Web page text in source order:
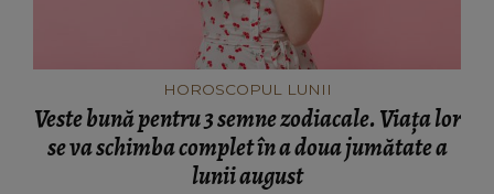
HOROSCOPUL LUNII
Veste bună pentru 3 semne zodiacale. Viața lor
se va schimba complet în a doua jumătate a
lunii august